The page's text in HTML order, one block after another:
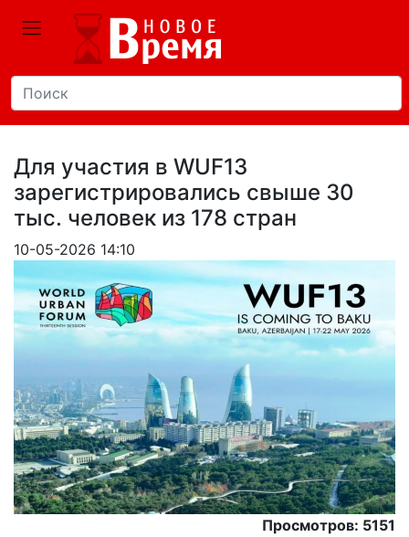
Для участия в WUF13
зарегистрировались свыше 30
тыс. человек из 178 стран
10-05-2026 14:10
Просмотров: 5151